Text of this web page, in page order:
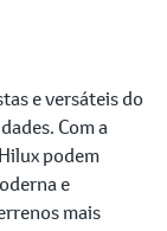
e versáteis do
Com a
podem
e
mais